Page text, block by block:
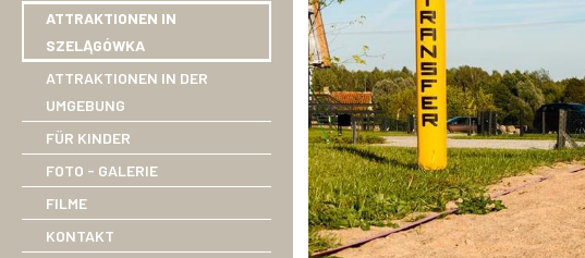
ATTRAKTIONEN IN
SZELĄGÓWKA
ATTRAKTIONEN IN DER
UMGEBUNG
FÜR KINDER
FOTO - GALERIE
FILME
KONTAKT